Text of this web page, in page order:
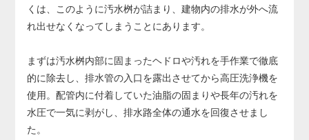
ラーでも貫通できないほど硬化した状態になることがあ
り、その場合は配管の交換が必要になります。
大きくなるため、早めの対応が非常に重要です。
くは、このように汚水桝が詰まり、建物内の排水が外へ流
れ出せなくなってしまうことにあります。
まずは汚水桝内部に固まったヘドロや汚れを手作業で徹底
的に除去し、排水管の入口を露出させてから高圧洗浄機を
使用。配管内に付着していた油脂の固まりや長年の汚れを
水圧で一気に剥がし、排水路全体の通水を回復させまし
た。